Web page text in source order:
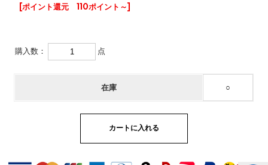
[ポイント還元 110ポイント～]
購入数： 点
在庫 ○